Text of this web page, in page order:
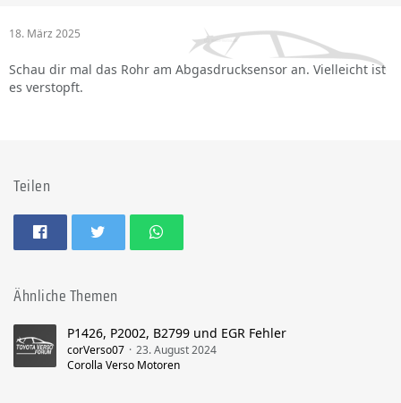
18. März 2025
Schau dir mal das Rohr am Abgasdrucksensor an. Vielleicht ist
es verstopft.
Teilen
Ähnliche Themen
P1426, P2002, B2799 und EGR Fehler
corVerso07
23. August 2024
Corolla Verso Motoren